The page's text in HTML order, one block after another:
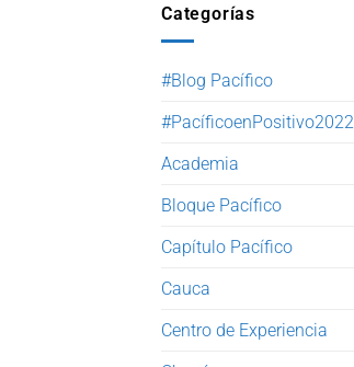
Categorías
#Blog Pacífico
#PacíficoenPositivo2022
Academia
Bloque Pacífico
Capítulo Pacífico
Cauca
Centro de Experiencia